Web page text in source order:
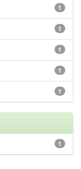
1
1
1
1
1
1